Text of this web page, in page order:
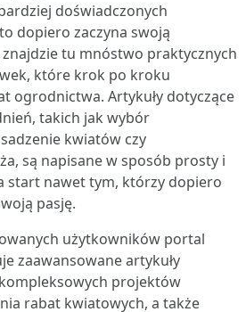
doświadczonych
dopiero zaczyna swoją
tu mnóstwo praktycznych
które krok po kroku
ogrodnictwa. Artykuły dotyczące
takich jak wybór
kwiatów czy
są napisane w sposób prosty i
start nawet tym, którzy dopiero
pasję.
użytkowników portal
zaawansowane artykuły
projektów
rabat kwiatowych, a także